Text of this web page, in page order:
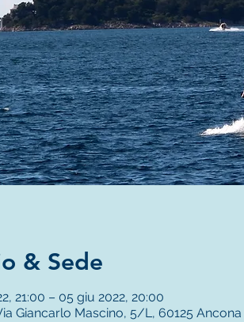
& Sede
21:00 – 05 giu 2022, 20:00
Giancarlo Mascino, 5/L, 60125 Ancona